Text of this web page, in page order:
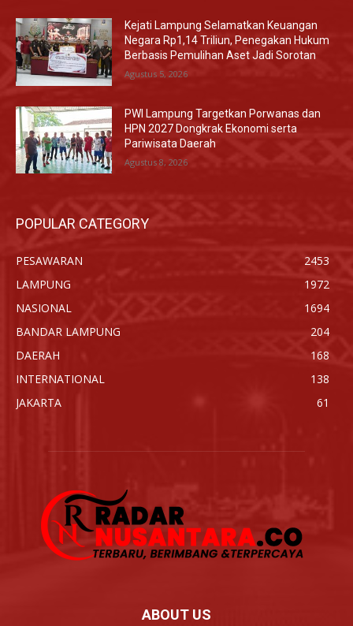
Kejati Lampung Selamatkan Keuangan
Negara Rp1,14 Triliun, Penegakan Hukum
Berbasis Pemulihan Aset Jadi Sorotan
Agustus 5, 2026
PWI Lampung Targetkan Porwanas dan
HPN 2027 Dongkrak Ekonomi serta
Pariwisata Daerah
Agustus 8, 2026
POPULAR CATEGORY
PESAWARAN
2453
LAMPUNG
1972
NASIONAL
1694
BANDAR LAMPUNG
204
DAERAH
168
INTERNATIONAL
138
JAKARTA
61
ABOUT US